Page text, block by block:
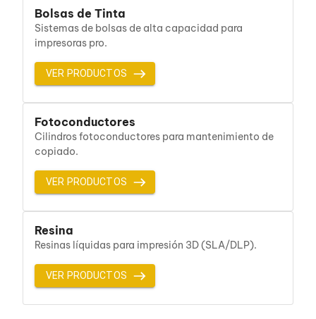
Fuentes de Poder
Enfriamiento para Servidores
Soportes y Paneles
Sistemas Operativos para Servidores
Servidores
Soportes de Datos
Ultrium
Discos Duros / SSD / NAS
Accesorios para Discos Duros
Gabinetes de Discos Duros
Discos Duros Externos
Discos Duros para NAS
Discos Duros para Videovigilancia
Accesorios para SSD
Gabinetes para SSD
Almacenamiento MSA
Discos Duros Internos para Laptop
Monitores
Bolsas de Tinta
Sistemas de bolsas de alta capacidad para
impresoras pro.
VER PRODUCTOS
Fotoconductores
Cilindros fotoconductores para mantenimiento de
copiado.
VER PRODUCTOS
Resina
Resinas líquidas para impresión 3D (SLA/DLP).
VER PRODUCTOS